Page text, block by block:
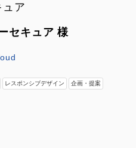
ア
セキュア 様
レスポンシブデザイン 企画・提案